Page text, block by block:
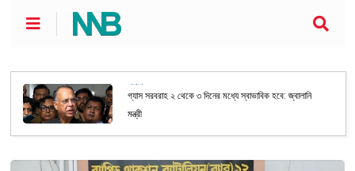
গ্যাস সরবরাহ ২ থেকে ৩ দিনের মধ্যে স্বাভাবিক হবে: জ্বালানি
মন্ত্রী